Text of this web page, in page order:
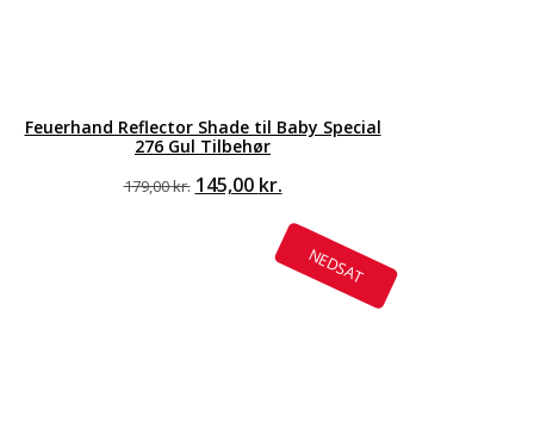
Feuerhand Reflector Shade til Baby Special
276 Gul Tilbehør
179,00kr. Den
179,00 kr..
145,00 kr.Den
pris
er:
145,00 kr..
NEDSAT